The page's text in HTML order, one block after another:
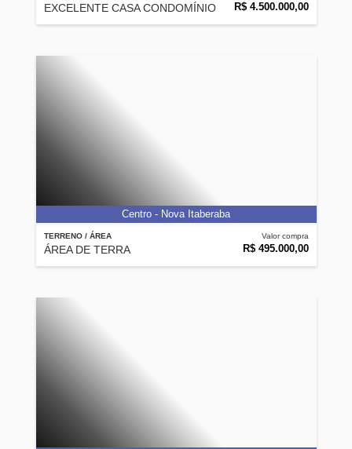
EXCELENTE CASA CONDOMÍNIO R$ 4.500.000,00
TERRENO / ÁREA
ÁREA DE TERRA
Valor compra
R$ 495.000,00
Centro - Nova Itaberaba